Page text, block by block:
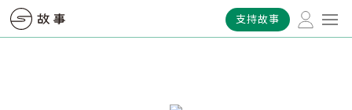
支持故事